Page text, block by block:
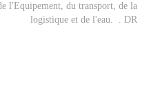
l'Equipement, du transport, de la
logistique et de l'eau. . DR